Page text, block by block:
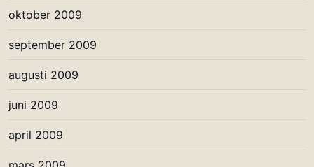
oktober 2009
september 2009
augusti 2009
juni 2009
april 2009